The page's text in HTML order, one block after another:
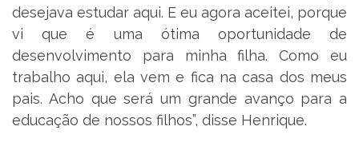
desejava estudar aqui. E eu agora aceitei, porque
vi que é uma ótima oportunidade de
desenvolvimento para minha filha. Como eu
trabalho aqui, ela vem e fica na casa dos meus
pais. Acho que será um grande avanço para a
educação de nossos filhos”, disse Henrique.